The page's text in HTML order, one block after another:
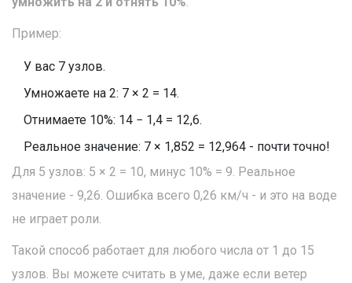
Пример:
У вас 7 узлов.
Умножаете на 2: 7 × 2 = 14.
Отнимаете 10%: 14 − 1,4 = 12,6.
Реальное значение: 7 × 1,852 = 12,964 - почти точно!
Для 5 узлов: 5 × 2 = 10, минус 10% = 9. Реальное
значение - 9,26. Ошибка всего 0,26 км/ч - и это на воде
не играет роли.
Такой способ работает для любого числа от 1 до 15
узлов. Вы можете считать в уме, даже если ветер